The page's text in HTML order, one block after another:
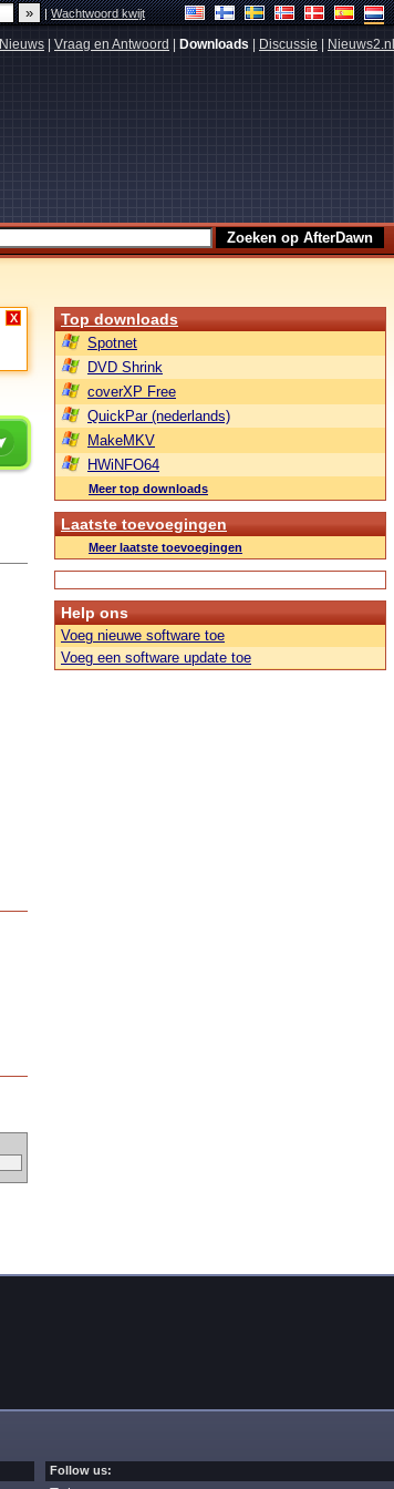
|Wachtwoord kwijt
Nieuws Vraag en Antwoord Downloads Discussie Nieuws2.nl
X Top downloads
Spotnet
DVD Shrink
coverXP Free
QuickPar (nederlands)
MakeMKV
HWiNFO64
Meer top downloads
Laatste toevoegingen
Meer laatste toevoegingen
Help ons
Voeg nieuwe software toe
Voeg een software update toe
Follow us: